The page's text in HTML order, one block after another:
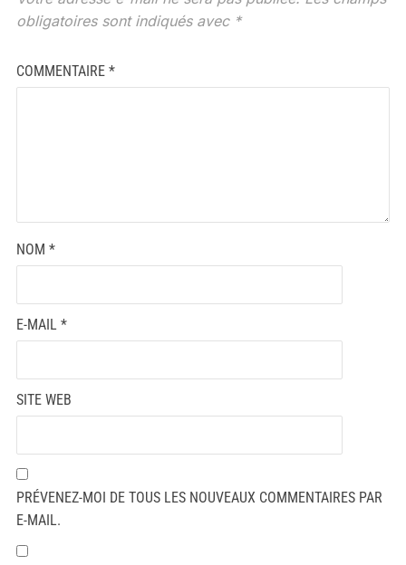
obligatoires sont indiqués avec *
COMMENTAIRE *
NOM *
E-MAIL *
SITE WEB
PRÉVENEZ-MOI DE TOUS LES NOUVEAUX COMMENTAIRES PAR
E-MAIL.